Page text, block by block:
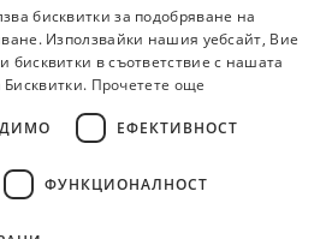
BULGARIAN
ENGLISH
бисквитки за подобряване на
Използвайки нашия уебсайт, Вие
бисквитки в съответствие с нашата
Прочетете още
ЕФЕКТИВНОСТ
ФУНКЦИОНАЛНОСТ